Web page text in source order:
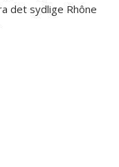
det sydlige Rhône